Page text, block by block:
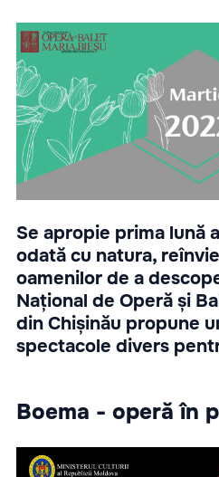
Se apropie prima lună
odată cu natura,
oamenilor de a
Național de Operă și
din Chișinău propune
spectacole divers
Boema - operă în